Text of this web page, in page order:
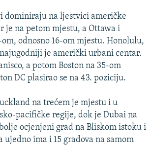
dominiraju na ljestvici američke
je na petom mjestu, a Ottawa i
om, odnosno 16-om mjestu. Honolulu,
je američki urbani centar.
a potom Boston na 35-om
DC plasirao se na 43. poziciju.
na trećem je mjestu i u
pacifičke regije, dok je Dubai na
ocjenjeni grad na Bliskom istoku i
ima i 15 gradova na samom